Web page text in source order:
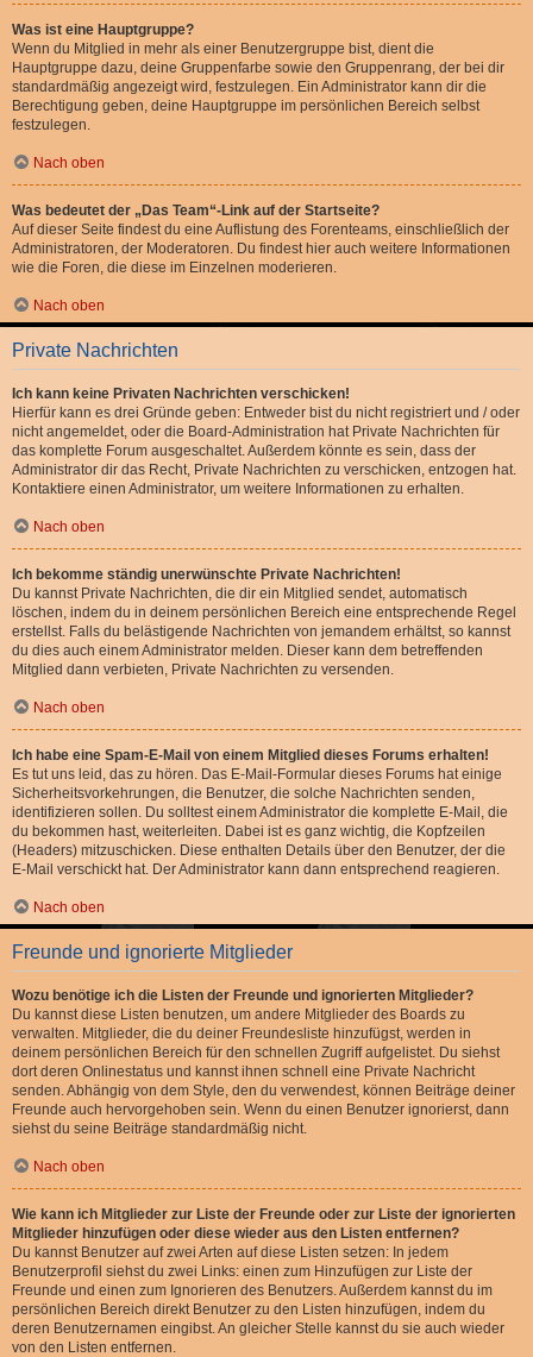
Was ist eine Hauptgruppe?
Wenn du Mitglied in mehr als einer Benutzergruppe bist, dient die
Hauptgruppe dazu, deine Gruppenfarbe sowie den Gruppenrang, der bei dir
standardmäßig angezeigt wird, festzulegen. Ein Administrator kann dir die
Berechtigung geben, deine Hauptgruppe im persönlichen Bereich selbst
festzulegen.
Nach oben
Was bedeutet der „Das Team“-Link auf der Startseite?
Auf dieser Seite findest du eine Auflistung des Forenteams, einschließlich der
Administratoren, der Moderatoren. Du findest hier auch weitere Informationen
wie die Foren, die diese im Einzelnen moderieren.
Nach oben
Private Nachrichten
Ich kann keine Privaten Nachrichten verschicken!
Hierfür kann es drei Gründe geben: Entweder bist du nicht registriert und / oder
nicht angemeldet, oder die Board-Administration hat Private Nachrichten für
das komplette Forum ausgeschaltet. Außerdem könnte es sein, dass der
Administrator dir das Recht, Private Nachrichten zu verschicken, entzogen hat.
Kontaktiere einen Administrator, um weitere Informationen zu erhalten.
Nach oben
Ich bekomme ständig unerwünschte Private Nachrichten!
Du kannst Private Nachrichten, die dir ein Mitglied sendet, automatisch
löschen, indem du in deinem persönlichen Bereich eine entsprechende Regel
erstellst. Falls du belästigende Nachrichten von jemandem erhältst, so kannst
du dies auch einem Administrator melden. Dieser kann dem betreffenden
Mitglied dann verbieten, Private Nachrichten zu versenden.
Nach oben
Ich habe eine Spam-E-Mail von einem Mitglied dieses Forums erhalten!
Es tut uns leid, das zu hören. Das E-Mail-Formular dieses Forums hat einige
Sicherheitsvorkehrungen, die Benutzer, die solche Nachrichten senden,
identifizieren sollen. Du solltest einem Administrator die komplette E-Mail, die
du bekommen hast, weiterleiten. Dabei ist es ganz wichtig, die Kopfzeilen
(Headers) mitzuschicken. Diese enthalten Details über den Benutzer, der die
E-Mail verschickt hat. Der Administrator kann dann entsprechend reagieren.
Nach oben
Freunde und ignorierte Mitglieder
Wozu benötige ich die Listen der Freunde und ignorierten Mitglieder?
Du kannst diese Listen benutzen, um andere Mitglieder des Boards zu
verwalten. Mitglieder, die du deiner Freundesliste hinzufügst, werden in
deinem persönlichen Bereich für den schnellen Zugriff aufgelistet. Du siehst
dort deren Onlinestatus und kannst ihnen schnell eine Private Nachricht
senden. Abhängig von dem Style, den du verwendest, können Beiträge deiner
Freunde auch hervorgehoben sein. Wenn du einen Benutzer ignorierst, dann
siehst du seine Beiträge standardmäßig nicht.
Nach oben
Wie kann ich Mitglieder zur Liste der Freunde oder zur Liste der ignorierten
Mitglieder hinzufügen oder diese wieder aus den Listen entfernen?
Du kannst Benutzer auf zwei Arten auf diese Listen setzen: In jedem
Benutzerprofil siehst du zwei Links: einen zum Hinzufügen zur Liste der
Freunde und einen zum Ignorieren des Benutzers. Außerdem kannst du im
persönlichen Bereich direkt Benutzer zu den Listen hinzufügen, indem du
deren Benutzernamen eingibst. An gleicher Stelle kannst du sie auch wieder
von den Listen entfernen.